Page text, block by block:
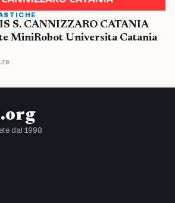
S. CANNIZZARO CATANIA
MiniRobot Universita Catania
dal 1998